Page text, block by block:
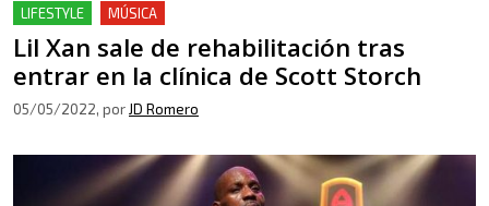
LIFESTYLE MÚSICA
Lil Xan sale de rehabilitación tras
entrar en la clínica de Scott Storch
05/05/2022, por JD Romero